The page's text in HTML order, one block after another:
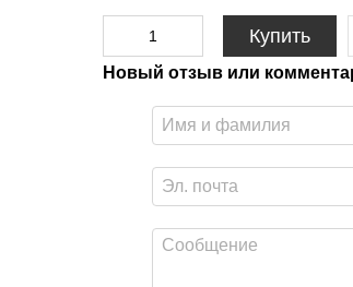
Купить
Новый отзыв или